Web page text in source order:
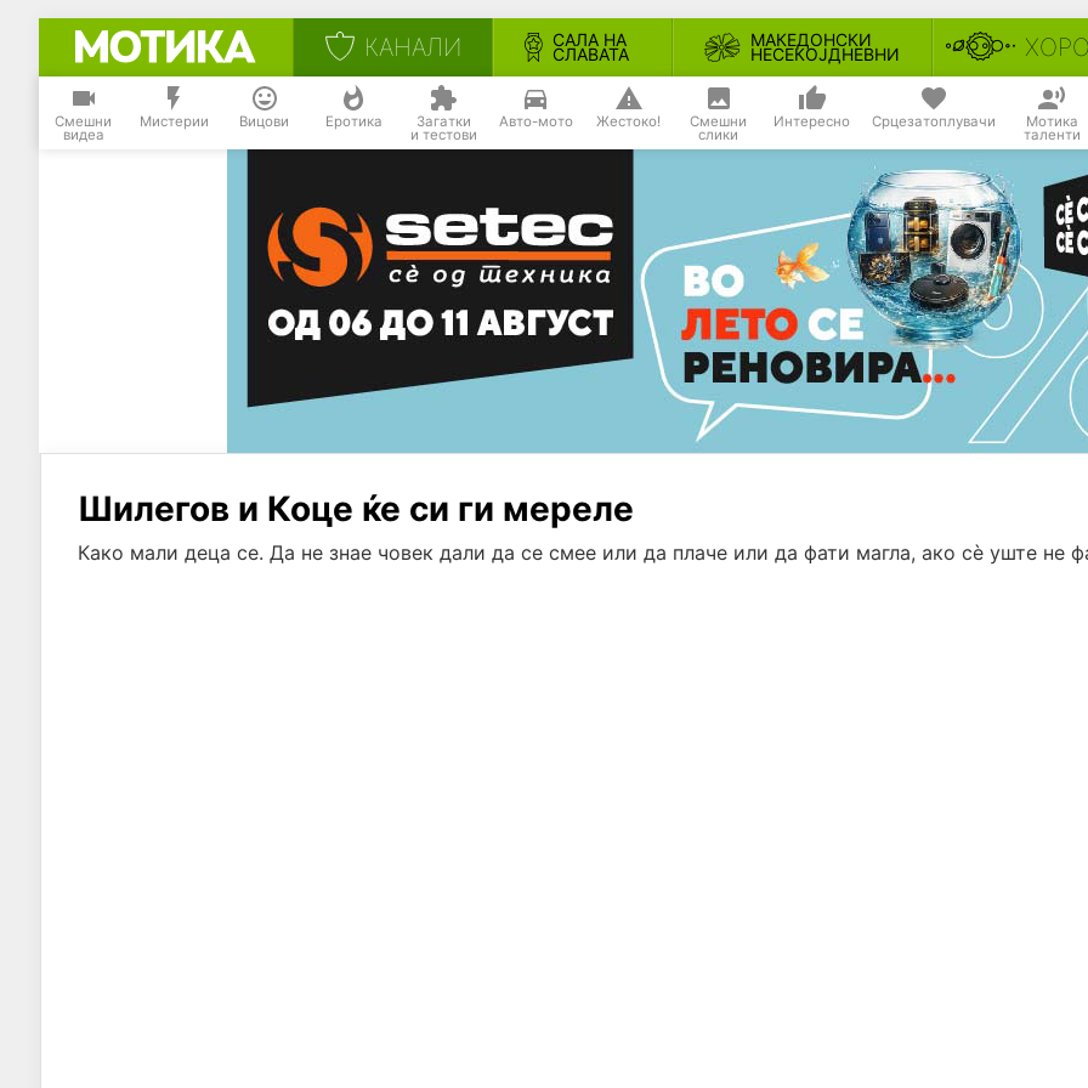
КАНАЛИ САЛА НА
СЛАВАТА
МАКЕДОНСКИ
НЕСЕКОЈДНЕВНИ
Смешни
видеа
Мистерии Вицови Еротика Загатки
и тестови
Авто-мото Жестоко! Смешни
слики
Интересно Срцезатоплувачи Мотика
таленти
Шилегов и Коце ќе си ги мереле
Како мали деца се. Да не знае човек дали да се смее или да плаче или да фати магла, ако сѐ уште не